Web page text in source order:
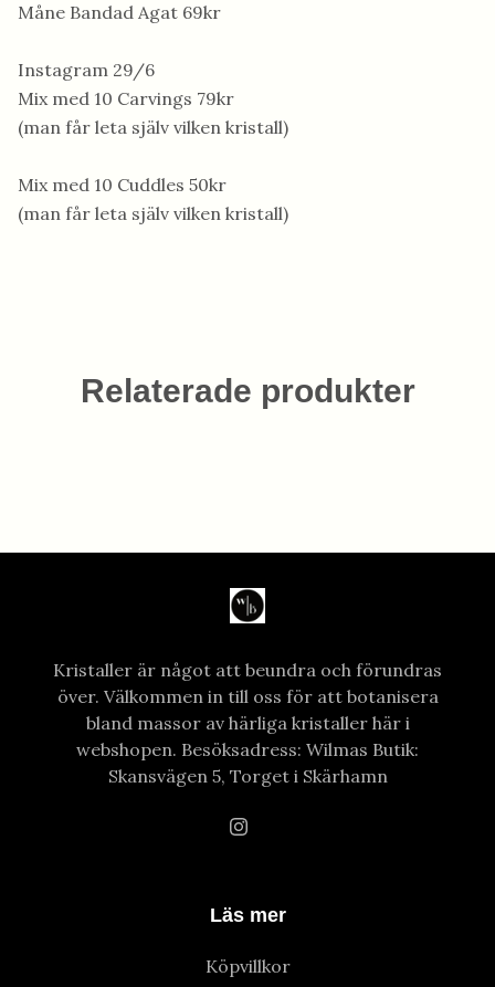
Måne Bandad Agat 69kr
Instagram 29/6
Mix med 10 Carvings 79kr
(man får leta själv vilken kristall)
Mix med 10 Cuddles 50kr
(man får leta själv vilken kristall)
Relaterade produkter
Kristaller är något att beundra och förundras
över. Välkommen in till oss för att botanisera
bland massor av härliga kristaller här i
webshopen. Besöksadress: Wilmas Butik:
Skansvägen 5, Torget i Skärhamn
Läs mer
Köpvillkor